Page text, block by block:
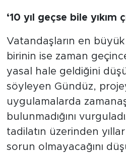
‘10 yıl geçse bile yıkım
Vatandaşların en büyük
birinin ise zaman
yasal hale geldiğini
söyleyen Gündüz,
uygulamalarda
bulunmadığını
tadilatın üzerinden
sorun olmayacağını